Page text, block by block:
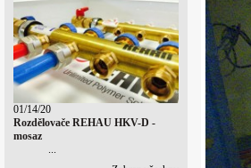
01/14/20
Rozdělovače REHAU HKV-D -
mosaz
...